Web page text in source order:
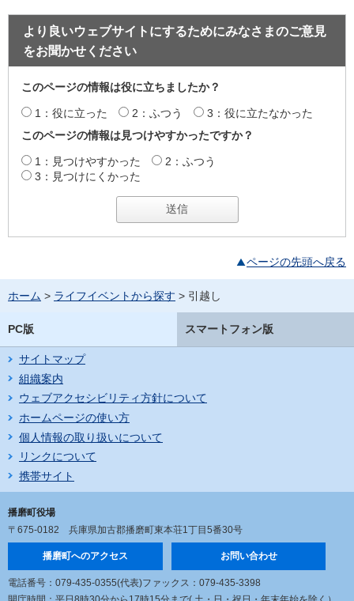
より良いウェブサイトにするためにみなさまのご意見
をお聞かせください
このページの情報は役に立ちましたか？
1：役に立った 2：ふつう
3：役に立たなかった
このページの情報は見つけやすかったですか？
1：見つけやすかった
2：ふつう
3：見つけにくかった
ページの先頭へ戻る
ホーム > ライフイベントから探す > 引越し
PC版 スマートフォン版
サイトマップ
組織案内
ウェブアクセシビリティ方針について
ホームページの使い方
個人情報の取り扱いについて
リンクについて
携帯サイト
播磨町役場
〒675-0182 兵庫県加古郡播磨町東本荘1丁目5番30号
播磨町へのアクセス お問い合わせ
電話番号：079-435-0355(代表)ファックス：079-435-3398